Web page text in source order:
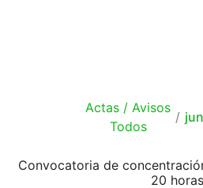
Actas / Avisos
Todos
/
Convocatoria de
20 horas